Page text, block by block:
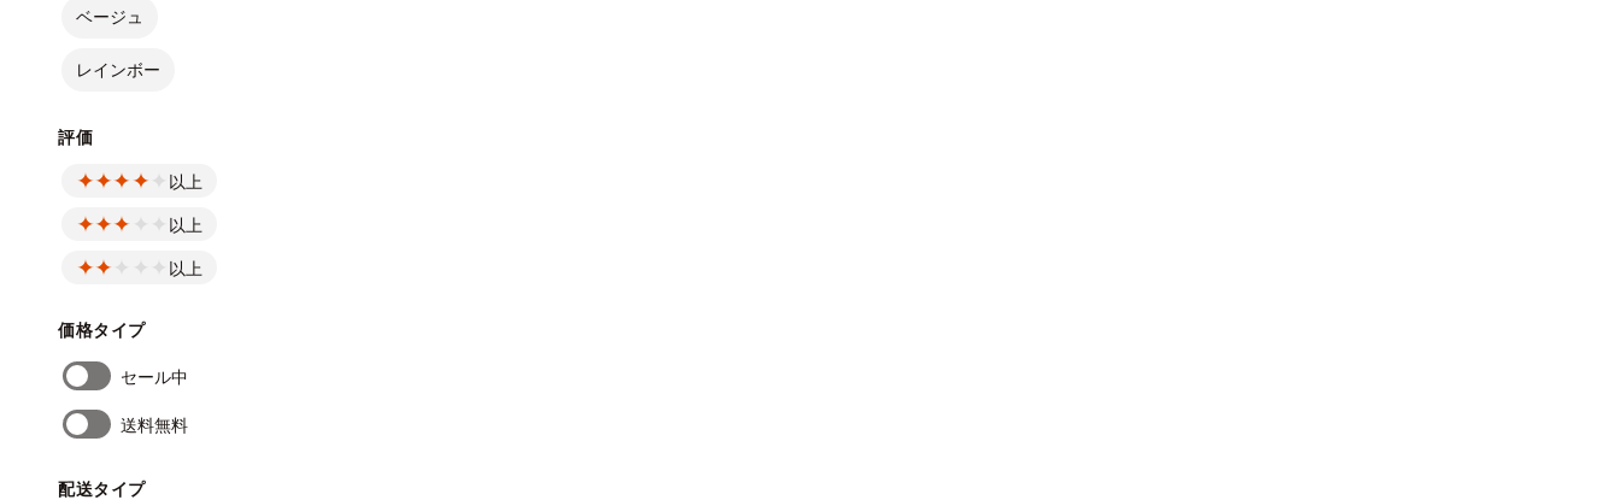
ベージュ
レインボー
評価
以上
以上
以上
価格タイプ
セール中
送料無料
配送タイプ